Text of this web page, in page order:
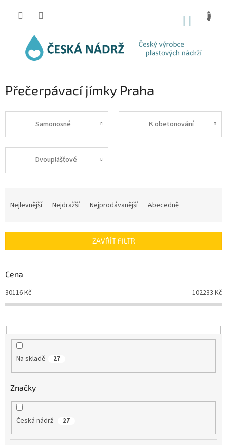
Přečerpávací jímky Praha
Samonosné K obetonování
Dvouplášťové
í
r
o
d
u
t
ů
Nejlevnější Nejdražší Nejprodávanější Abecedně
ZAVŘÍT FILTR
Cena
30116Kč 102233 Kč
Na skladě 27
Značky
Česká nádrž 27